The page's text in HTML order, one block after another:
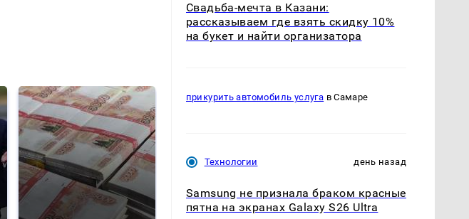
Свадьба-мечта в Казани:
рассказываем где взять скидку 10%
на букет и найти организатора
прикурить автомобиль услуга в Самаре
Технологии день назад
Samsung не признала браком красные
пятна на экранах Galaxy S26 Ultra